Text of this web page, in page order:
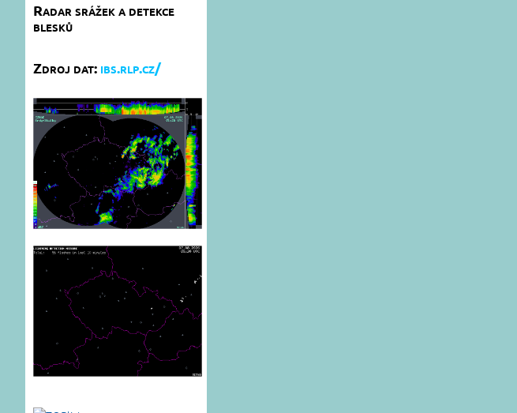
Radar srážek a detekce
blesků
Zdroj dat: ibs.rlp.cz/